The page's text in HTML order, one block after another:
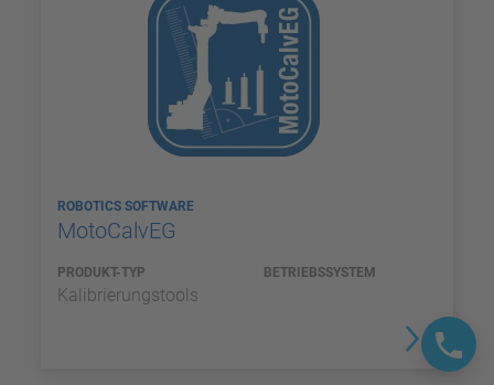
ROBOTICS SOFTWARE
MotoCalvEG
PRODUKT-TYP
Kalibrierungstools
BETRIEBSSYSTEM